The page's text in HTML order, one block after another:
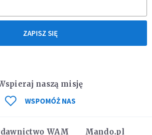
ZAPISZ SIĘ
WAM Mando.pl
naszą misję
WSPOMÓŻ NAS